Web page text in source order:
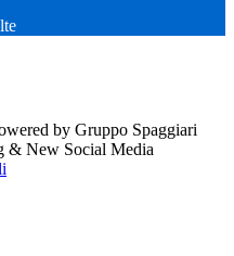
by Gruppo Spaggiari
& New Social Media